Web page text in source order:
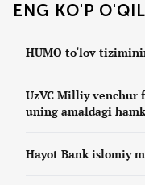
ENG KO'P
HUMO to‘lov
UzVC Milliy venchur
uning amaldagi
Hayot Bank islomiy